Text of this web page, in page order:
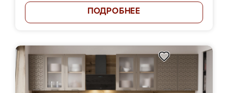
ПОДРОБНЕЕ